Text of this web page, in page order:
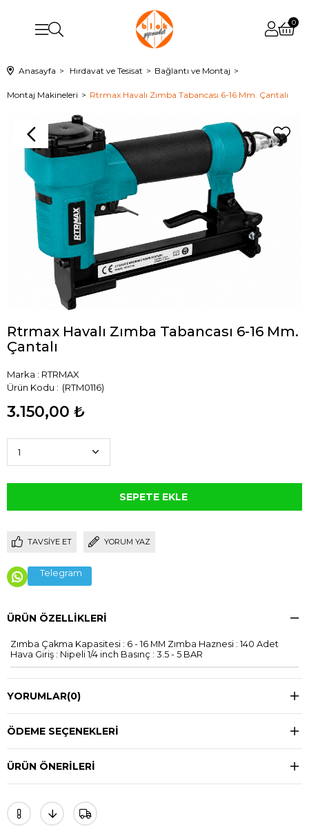
0
Anasayfa Hırdavat ve Tesisat Bağlantı ve Montaj
Montaj Makineleri Rtrmax Havalı Zımba Tabancası 6-16 Mm. Çantalı
Rtrmax Havalı Zımba Tabancası 6-16 Mm.
Çantalı
Marka : RTRMAX
(RTM0116)
3.150,00 ₺
TAVSIYE ET YORUM YAZ
Telegram
ÜRÜN ÖZELLIKLERI
Zımba Çakma Kapasitesi : 6 - 16 MM Zımba Haznesi : 140 Adet
Hava Giriş : Nipeli 1/4 inch Basınç : 3.5 - 5 BAR
YORUMLAR(0)
ÖDEME SEÇENEKLERI
ÜRÜN ÖNERILERI